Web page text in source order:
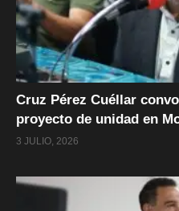
Cruz Pérez Cuéllar
proyecto de unidad en
3 JULIO, 2026